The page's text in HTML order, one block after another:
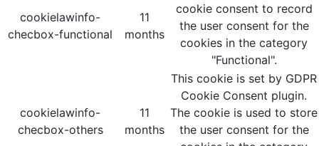
cookielawinfo-
checbox-functional
11
months
cookie consent to record
the user consent for the
cookies in the category
"Functional".
cookielawinfo-
checbox-others
11
months
This cookie is set by GDPR
Cookie Consent plugin.
The cookie is used to store
the user consent for the